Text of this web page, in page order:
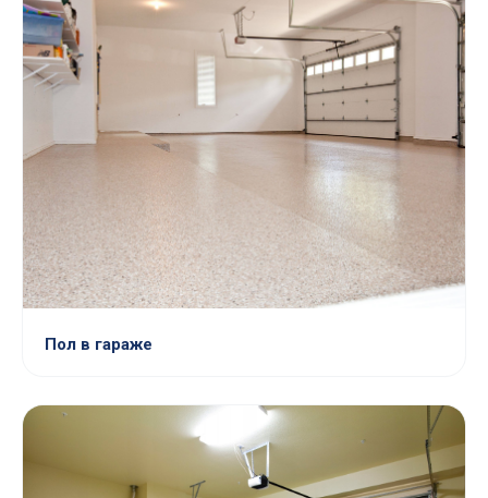
Пол в гараже